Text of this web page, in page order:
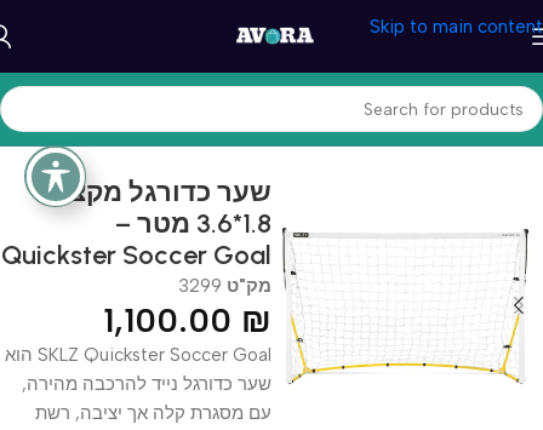
Skip to main content
עמוד הבית/ספורט וכושר/כדורגל
שער כדורגל מקצועי
1.8*3.6 מטר –
Quickster Soccer Goal
מק"ט 3299
1,100.00 ₪
SKLZ Quickster Soccer Goal הוא
שער כדורגל נייד להרכבה מהירה,
עם מסגרת קלה אך יציבה, רשת